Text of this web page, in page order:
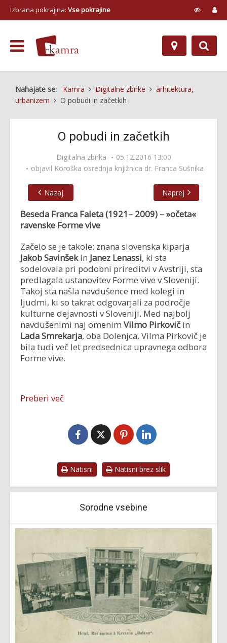
Izbrana pokrajina: Vse pokrajine
Nahajate se: Kamra Digitalne zbirke
arhitektura,
urbanizem
O pobudi in začetkih
O pobudi in začetkih
Digitalna zbirka
05.12.2016 13:00
objavil Koroška osrednja knjižnica dr. Franca Sušnika
Nazaj Naprej
Beseda Franca Faleta (1921– 2009) – »očeta«
ravenske Forme vive
Začelo se je takole: znana slovenska kiparja
Jakob Savinšekin Janez Lenassi, ki sta
sodelovala pri podobni prireditvi v Avstriji, sta
predlagala ustanovitev Forme vive v Sloveniji.
Takoj sta našla navdušence med kolegi in
ljudmi, ki so takrat odgovarjali za področje
kulturne dejavnosti v Sloveniji. Med najbolj
navdušenimi naj omenim Vilmo Pirkovič in
Lada Smrekarja, oba Dolenjca. Vilma Pirkovič je
bila tudi več let predsednica upravnega odbora
Forme vive.
Preberi več
Natisni Natisni brez slik
Sorodne vsebine